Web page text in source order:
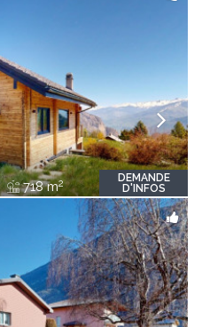
718 m2
DEMANDE
D'INFOS